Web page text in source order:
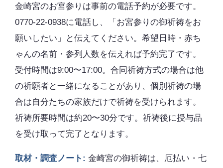
金崎宮のお宮参りは事前の電話予約が必要です。
0770-22-0938に電話し、「お宮参りの御祈祷をお
願いしたい」と伝えてください。希望日時・赤ち
ゃんの名前・参列人数を伝えれば予約完了です。
受付時間は9:00〜17:00。合同祈祷方式の場合は他
の祈願者と一緒になることがあり、個別祈祷の場
合は自分たちの家族だけで祈祷を受けられます。
祈祷所要時間は約20〜30分です。祈祷後に授与品
を受け取って完了となります。
取材・調査ノート: 金崎宮の御祈祷は、厄払い・七